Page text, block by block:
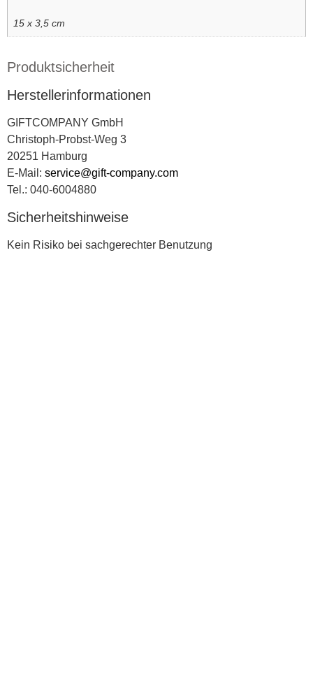
15 x 3,5 cm
Produktsicherheit
Herstellerinformationen
GIFTCOMPANY GmbH
Christoph-Probst-Weg 3
20251 Hamburg
E-Mail: service@gift-company.com
Tel.: 040-6004880
Sicherheitshinweise
Kein Risiko bei sachgerechter Benutzung